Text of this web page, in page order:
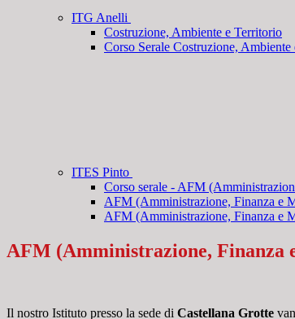
ITG Anelli
Costruzione, Ambiente e Territorio
Corso Serale Costruzione,
ITES Pinto
Corso serale - AFM
AFM (Amministrazione, Finanza e
AFM (Amministrazione, Finanza e
AFM (Amministrazione,
Il nostro Istituto presso la sede di Castellana Grotte